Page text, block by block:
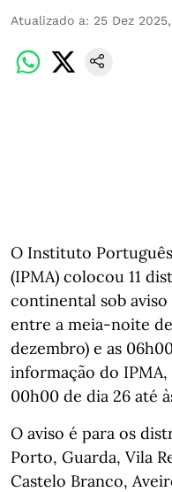
Atualizado a: 25 Dez
O Instituto
(IPMA) colocou 11
continental sob
entre a meia-noite
dezembro) e as
informação do IPMA,
00h00 de dia 26 até
O aviso é para os
Porto, Guarda, Vila
Castelo Branco,